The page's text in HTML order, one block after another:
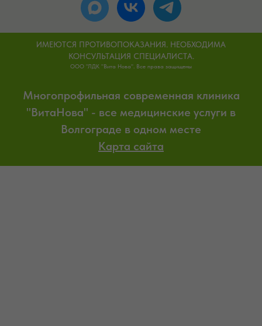
ИМЕЮТСЯ ПРОТИВОПОКАЗАНИЯ. НЕОБХОДИМА
КОНСУЛЬТАЦИЯ СПЕЦИАЛИСТА.
ООО "ЛДК "Вита Нова". Все права защищены
Многопрофильная современная клиника
"ВитаНова" - все медицинские услуги в
Волгограде в одном месте
Карта сайта